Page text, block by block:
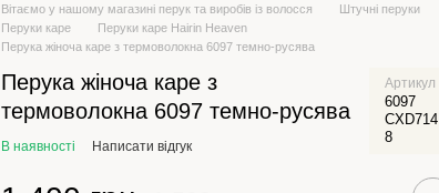
Вітаємо у нашому магазині перук та виробів із волосся
Штучні перуки
Перуки каре
Перуки каре Hairin Heaven
Перука жіноча каре з термоволокна 6097 темно-русява
Перука жіноча каре з
термоволокна 6097 темно-русява
Артикул
6097
CXD714
8
В наявності Написати відгук